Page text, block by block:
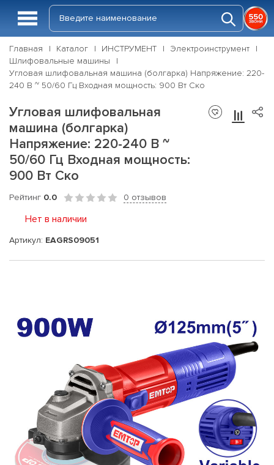
Главная Каталог ИНСТРУМЕНТ
Электроинструмент
Шлифовальные машины
Угловая шлифовальная машина (болгарка) Напряжение: 220-
240 В ~ 50/60 Гц Входная мощность: 900 Вт Ско
Угловая шлифовальная
машина (болгарка)
Напряжение: 220-240 В ~
50/60 Гц Входная мощность:
900 Вт Ско
Рейтинг 0.0 0 отзывов
Нет в наличии
Артикул: EAGRS09051